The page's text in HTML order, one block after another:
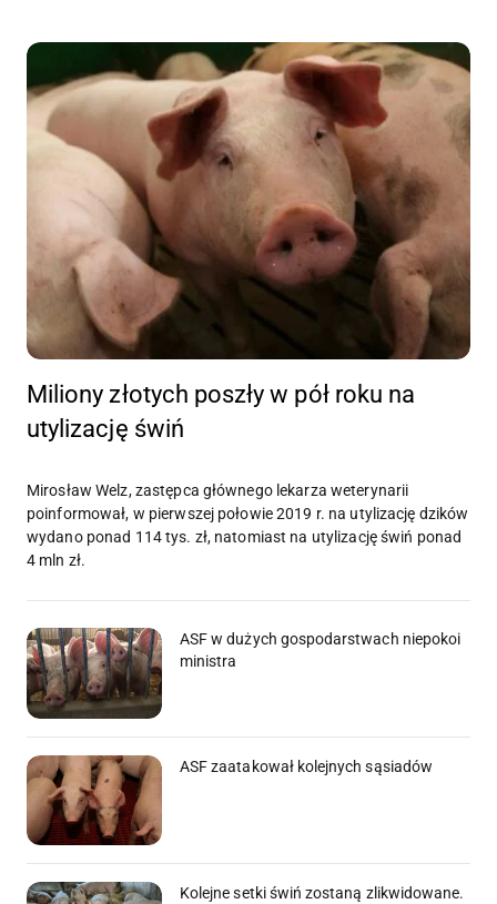
Miliony złotych poszły w pół roku na
utylizację świń
Mirosław Welz, zastępca głównego lekarza weterynarii
poinformował, w pierwszej połowie 2019 r. na utylizację dzików
wydano ponad 114 tys. zł, natomiast na utylizację świń ponad
4 mln zł.
ASF w dużych gospodarstwach niepokoi
ministra
ASF zaatakował kolejnych sąsiadów
Kolejne setki świń zostaną zlikwidowane.